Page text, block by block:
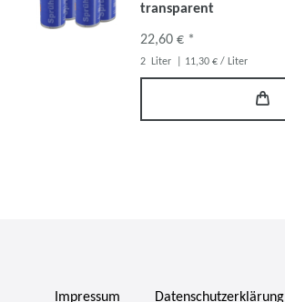
transparent
22,60 € *
2 Liter | 11,30 € / Liter
Impressum Daten­schutz­erklärung